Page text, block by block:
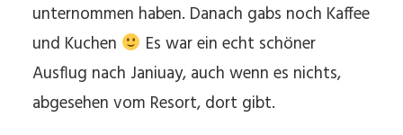
unternommen haben. Danach gabs noch Kaffee
und Kuchen
Es war ein echt schöner
Ausflug nach Janiuay, auch wenn es nichts,
abgesehen vom Resort, dort gibt.